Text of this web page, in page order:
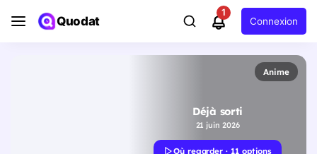
Quodat
1
Connexion
Anime
Déjà sorti
21 juin 2026
Où regarder · 11 options